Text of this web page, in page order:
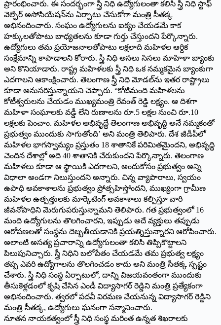
ప్రారంభించారు. ఈ సందర్భంగా స్త్రీ నిధి ఉద్యోగులంతా కలిసి స్త్రీ నిధి స్టాఫ్
వెల్ఫేర్ అసోసియేషన్‌ను ఏర్పాటు చేసుకోగా మంత్రి సీతక్క
అభినందించారు. సంఘం ఉద్యోగులను ఐక్యం చేయడమే కాక
హక్కులతోపాటు బాధ్యతలను కూడా గుర్తు చేస్తుందని పేర్కొన్నారు.
ఉద్యోగులు తమ ప్రయోజనాలతోపాటు లక్షలాది మహిళల ఆర్దిక
సంక్షేమాన్ని కాపాడాలని కోరారు. స్త్రీ నిధి అసలు సిసలు మాహిళా బ్యాంకు
అని కొనియాడారు. రాష్ట్ర మహిళలకు స్త్రీ నిధి ఒక నమ్మకమైన బ్యాంకుగా
ఎదగాలని ఆకాంక్షించారు. తెలంగాణ స్త్రీ నిధి మోడల్‌ను ఇతర రాష్ట్రాలు
కూడా అనుసరిస్తున్నాయని చెప్పారు. “కోటిమంది మహిళలను
కోటీశ్వరులను చేయడం ముఖ్యమంత్రి రేవంత్ రెడ్డి లక్ష్యం. ఆ దిశగా
మహిళా సంఘాలకు వడ్డీ లేని రుణాలను రూ.5 లక్షల నుంచి రూ.10
లక్షలకు పెంచాం. మహిళల అభివృద్ధే తెలంగాణ అభివృద్ధి అనే నమ్మకంతో
ప్రభుత్వం ముందుకు సాగుతోంది’ అని మంత్రి తెలిపారు. దేశ జీడీపీలో
మహిళల భాగస్వామ్యం ప్రస్తుతం 18 శాతానికే పరిమితమైందని, అభివృద్ధి
చెందిన దేశాల్లో అది 40 శాతానికి చేరుకుందని పేర్కొన్నారు. తెలంగాణ
మహిళలు కూడా ఆ స్థాయికి ఎదగాలని, అందుకోసం ప్రభుత్వం అన్ని
విధాలా అండగా నిలుస్తుందని అన్నారు. చిన్న వ్యాపారాలు, స్వయం
ఉపాధి అవకాశాలను ప్రభుత్వం ప్రోత్సహిస్తోందని, ముఖ్యంగా గ్రామీణ
మహిళల ఉత్పత్తులకు మార్కెటింగ్ అవకాశాలు కల్పిస్తూ వారి
జీవనోపాధిని మెరుగుపరుస్తున్నామని తెలిపారు. గత ప్రభుత్వంలో 16
మంది ఉద్యోగులను తొలగించారని, ఇప్పుడు అదే వ్యక్తులు తప్పుడు
ఆరోపణలతో సంస్థను దెబ్బతీయడానికి ప్రయత్నిస్తున్నారని ఆరోపించారు.
అలాంటి అసత్య ప్రచారాన్ని ఉద్యోగులంతా కలిసి తిప్పికొట్టాలని
పిలుపునిచ్చారు. స్త్రీ నిధిని బలోపేతం చేయడమే తమ ప్రభుత్వ లక్ష్యం
తప్ప ఎవరి ఉద్యోగాలను తొలగించడం కాదు అని మంత్రి సీతక్క స్పష్టం
చేశారు. స్త్రీ నిధి సంస్థ ఏర్పాటులో, దాన్ని విజయవంతంగా ముందుకు
తీసుకెళ్లడంలో కృషి చేసిన ఎండీ విద్యాసాగర్ రెడ్డిని మంత్రి ప్రత్యేకంగా
అభినందించారు. త్వరలో పదవీ విరమణ చేయనున్న విద్యాసాగర్ రెడ్డిని
మంత్రి సీతక్క, ఉద్యోగులు ఘనంగా సన్మానించారు.
నూతన నాయకత్వంలో స్త్రీ నిధి సంస్థ మరింత ఉన్నత శిఖరాలకు